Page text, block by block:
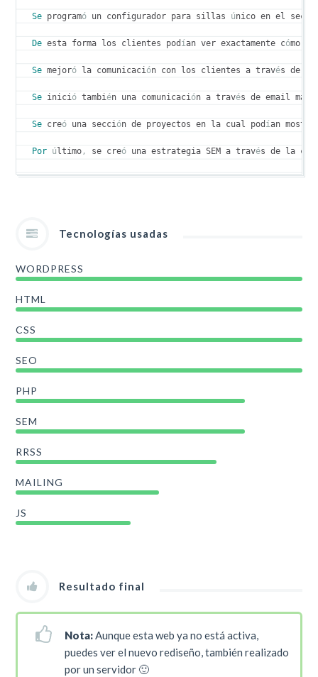
Se programó un configurador para sillas único en el
De esta forma los clientes pod ían ver exactamente cómo
Se mejoró la comunicación con los clientes a través de
Se inició también una comunicación a través de email
Se creó una sección de proyectos en la cual pod ían
Por ú ltimo , se creó una estrategia SEM a través de la
Tecnologías usadas
WORDPRESS
HTML
CSS
SEO
PHP
SEM
RRSS
MAILING
JS
Resultado final
Nota:Aunque esta web ya no está activa,
puedes ver el nuevo rediseño, también realizado
por un servidor 🙂